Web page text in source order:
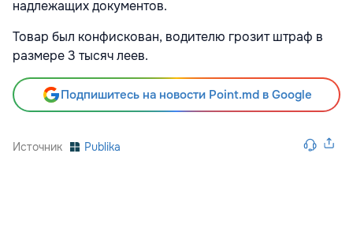
надлежащих документов.
Товар был конфискован, водителю грозит штраф в
размере 3 тысяч леев.
Подпишитесь на новости Point.md в Google
Источник Publika